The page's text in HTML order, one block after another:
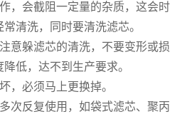
，会截阻一定量的杂质，这会时
清洗，同时要清洗滤芯。
意躲滤芯的清洗，不要变形或损
低，达不到生产要求。
，必须马上更换掉。
次反复使用，如袋式滤芯、聚丙